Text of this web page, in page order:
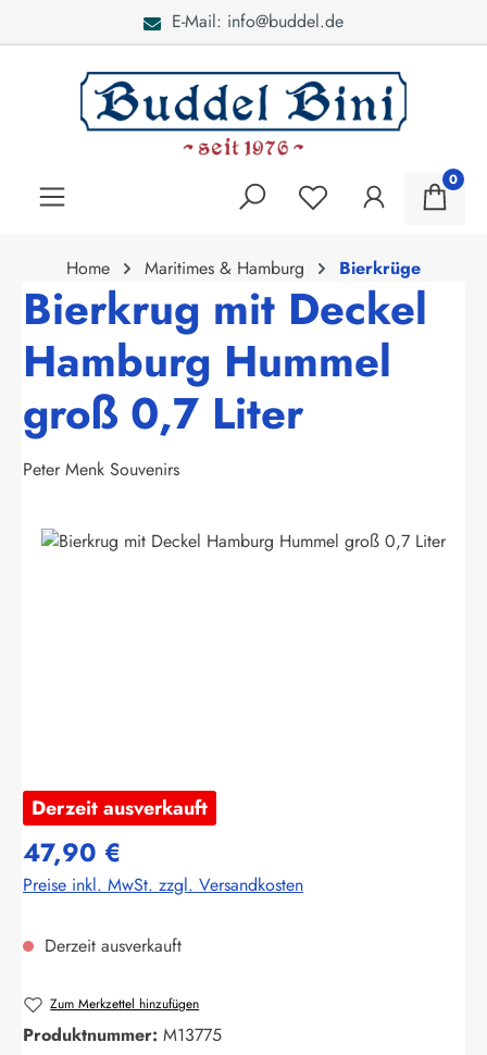
E-Mail: info@buddel.de
0
Home Maritimes & Hamburg Bierkrüge
Bierkrug mit Deckel
Hamburg Hummel
groß 0,7 Liter
Peter Menk Souvenirs
Bildergalerie überspringen
Derzeit ausverkauft
47,90 €
Preise inkl. MwSt. zzgl. Versandkosten
Derzeit ausverkauft
Zum Merkzettel hinzufügen
Produktnummer: M13775